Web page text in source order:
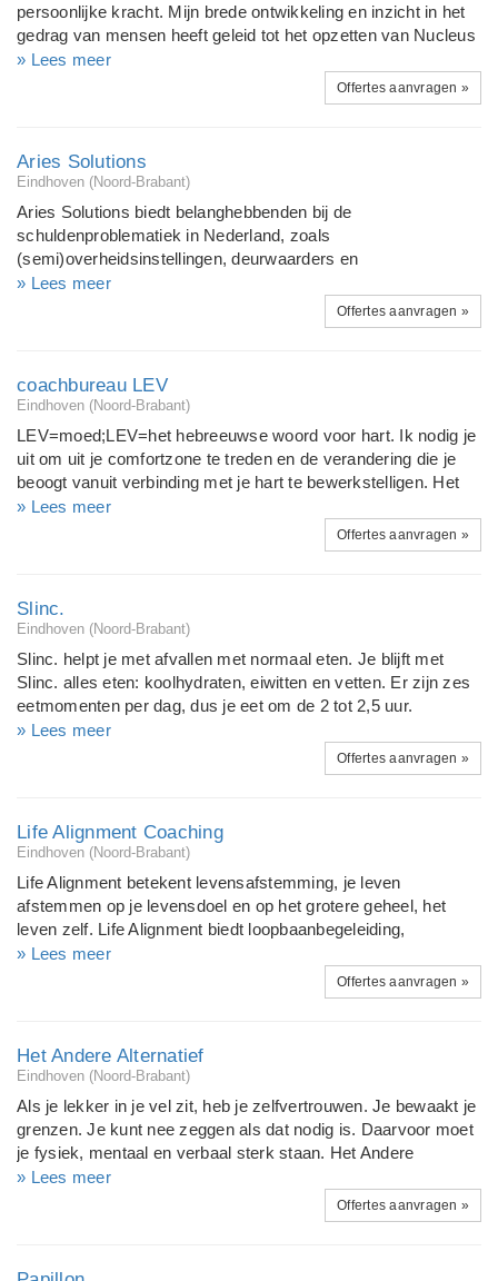
en een beter resultaat.
persoonlijke kracht. Mijn brede ontwikkeling en inzicht in het
gedrag van mensen heeft geleid tot het opzetten van Nucleus
training en coaching. Nucleus komt snel tot de essentie van
de hulpvraag / situatie en weet zich te verbinden op
verschillende niveau's met mensen. Veelal draait het om
daar de verantwoordelijkheid voor nemen. Dit boeiende
proces van emotie, inzicht, acceptatie en communicatieve
gemaakt wordt voor organisaties. En door persoonlijke
coaching.
» Lees meer
Offertes aanvragen »
Aries Solutions
Eindhoven (Noord-Brabant)
Aries Solutions biedt belanghebbenden bij de
schuldenproblematiek in Nederland, zoals
(semi)overheidsinstellingen, deurwaarders en
incassobureaus, private ondernemingen,
belangenorganisaties, opleidingsinstituten en particulieren,
haar diensten aan op het gebied van integrale
beleidsvorming, en voorlichting en preventieve maatregelen.
In de complexe problematiek van verschuldiging is de ambitie
kernbegrippen: maatschappelijke betrokkenheid,
professionaliteit, innovatie en vakinhoudelijke kennis en
expertise.
» Lees meer
Offertes aanvragen »
coachbureau LEV
Eindhoven (Noord-Brabant)
LEV=moed;LEV=het hebreeuwse woord voor hart. Ik nodig je
uit om uit je comfortzone te treden en de verandering die je
beoogt vanuit verbinding met je hart te bewerkstelligen. Het
ontvouwen van talent bij een gewenste verandering, een
droom, een ambitie, inzicht in de eigen levensvisie. Bij
verandering die noodzakelijk is, een verlies, het bijstellen van
Door verdriet en andere gevoelens ruimte te geven komt er
daarna ook weer plaats voor hernieuwde vrijheid omdat je
» Lees meer
Offertes aanvragen »
Slinc.
Eindhoven (Noord-Brabant)
Slinc. helpt je met afvallen met normaal eten. Je blijft met
Slinc. alles eten: koolhydraten, eiwitten en vetten. Er zijn zes
eetmomenten per dag, dus je eet om de 2 tot 2,5 uur.
Regelmatig en voedzaam eten verhoogt je stofwisseling en
daarmee ook je (vet) verbranding. Je valt af, maar je blijft wel
normaal eten. Dat zie je op de weegschaal, maar dat merk je
jij graag beginnen met afvallen met Slinc. en heb je vragen?
Vraag gerust een gratis adviesgesprek aan, ik sta je
» Lees meer
Offertes aanvragen »
Life Alignment Coaching
Eindhoven (Noord-Brabant)
Life Alignment betekent levensafstemming, je leven
afstemmen op je levensdoel en op het grotere geheel, het
leven zelf. Life Alignment biedt loopbaanbegeleiding,
reintegratie, job-coaching en life-coaching in de omgeving
Eindhoven en Breda. Een coachingstraject van Life Alignment
biedt de structuur en begeleiding om te ontdekken wat je wilt,
met je wens(en) aan de slag te gaan. Voor startende
ondernemers op het spirituele vlak heeft Life Alignment de
» Lees meer
Offertes aanvragen »
Het Andere Alternatief
Eindhoven (Noord-Brabant)
Als je lekker in je vel zit, heb je zelfvertrouwen. Je bewaakt je
grenzen. Je kunt nee zeggen als dat nodig is. Daarvoor moet
je fysiek, mentaal en verbaal sterk staan. Het Andere
Alternatief helpt je daarbij. Uitgangspunt is, dat jij weer lekker
in je vel komt of lekker in je vel blijft zitten. Voor de een
betekent dat werken aan weerbaarheid, voor de ander
bepalen we in overleg de keuze. Het Andere Alternatief traint
» Lees meer
Offertes aanvragen »